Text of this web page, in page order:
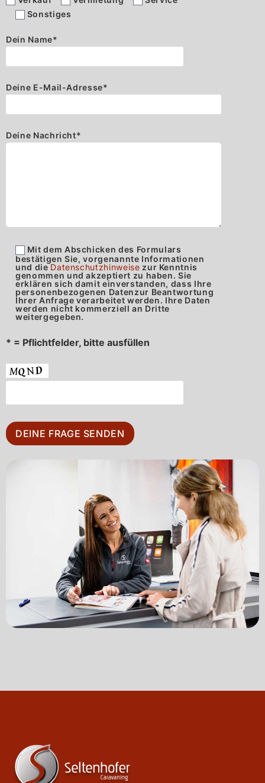
Sonstiges
Dein Name*
Deine E-Mail-Adresse*
Deine Nachricht*
Mit dem Abschicken des Formulars
bestätigen Sie, vorgenannte Informationen
und dieDatenschutzhinweise zur Kenntnis
genommen und akzeptiert zu haben. Sie
erklären sich damit einverstanden, dass Ihre
personenbezogenen Datenzur Beantwortung
Ihrer Anfrage verarbeitet werden. Ihre Daten
werden nicht kommerziell an Dritte
weitergegeben.
* = Pflichtfelder, bitte ausfüllen